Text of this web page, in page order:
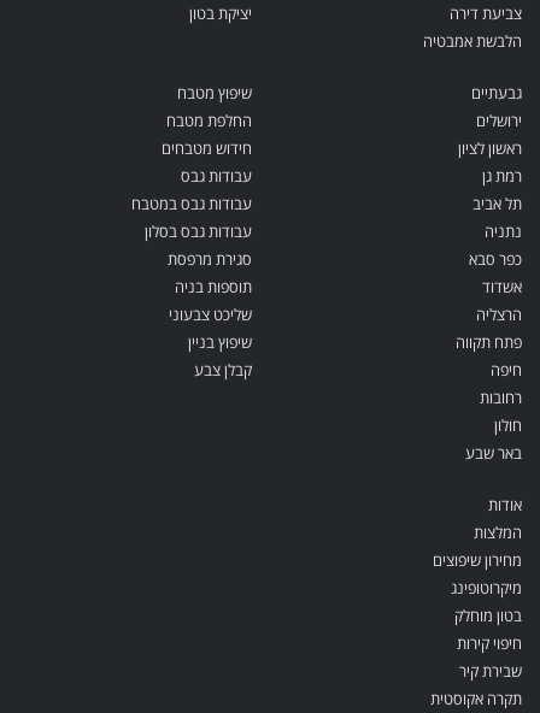
צביעת דירה
הלבשת אמבטיה
יציקת בטון
גבעתיים
ירושלים
ראשון לציון
רמת גן
תל אביב
נתניה
כפר סבא
אשדוד
הרצליה
פתח תקווה
חיפה
רחובות
חולון
באר שבע
שיפוץ מטבח
החלפת מטבח
חידוש מטבחים
עבודות גבס
עבודות גבס במטבח
עבודות גבס בסלון
סגירת מרפסת
תוספות בניה
שליכט צבעוני
שיפוץ בניין
קבלן צבע
אודות
המלצות
מחירון שיפוצים
מיקרוטופינג
בטון מוחלק
חיפוי קירות
שבירת קיר
תקרה אקוסטית